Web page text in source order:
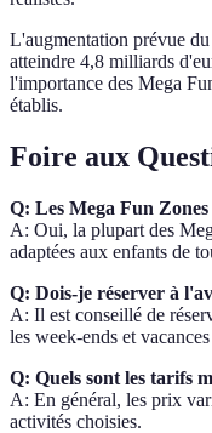
L'augmentation prévue
atteindre 4,8 milliards
l'importance des Mega
établis.
Foire aux
Q: Les Mega Fun Zones
A: Oui, la plupart des
adaptées aux enfants de
Q: Dois-je réserver à
A: Il est conseillé de
les week-ends et
Q: Quels sont les tarifs
A: En général, les prix
activités choisies.